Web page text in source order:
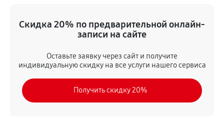
Замена системы охлаждения
70 минут
Замена процессора ноутбука MSI 77 12UHS208RU
1390 руб 120 минут
Скидка 20% по предварительной онлайн-
записи на сайте
Оставьте заявку через сайт и получите
индивидуальную скидку на все услуги нашего сервиса
Получить скидку 20%